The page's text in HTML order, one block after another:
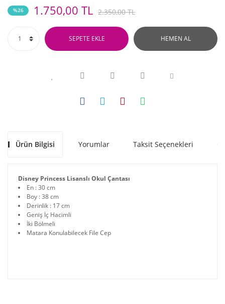
%26 1.750,00 TL 2.350,00 TL
SEPETE EKLE HEMEN AL
Ürün Bilgisi Yorumlar Taksit Seçenekleri
Disney Princess Lisanslı Okul Çantası
En : 30 cm
Boy : 38 cm
Derinlik : 17 cm
Geniş İç Hacimli
İki Bölmeli
Matara Konulabilecek File Cep